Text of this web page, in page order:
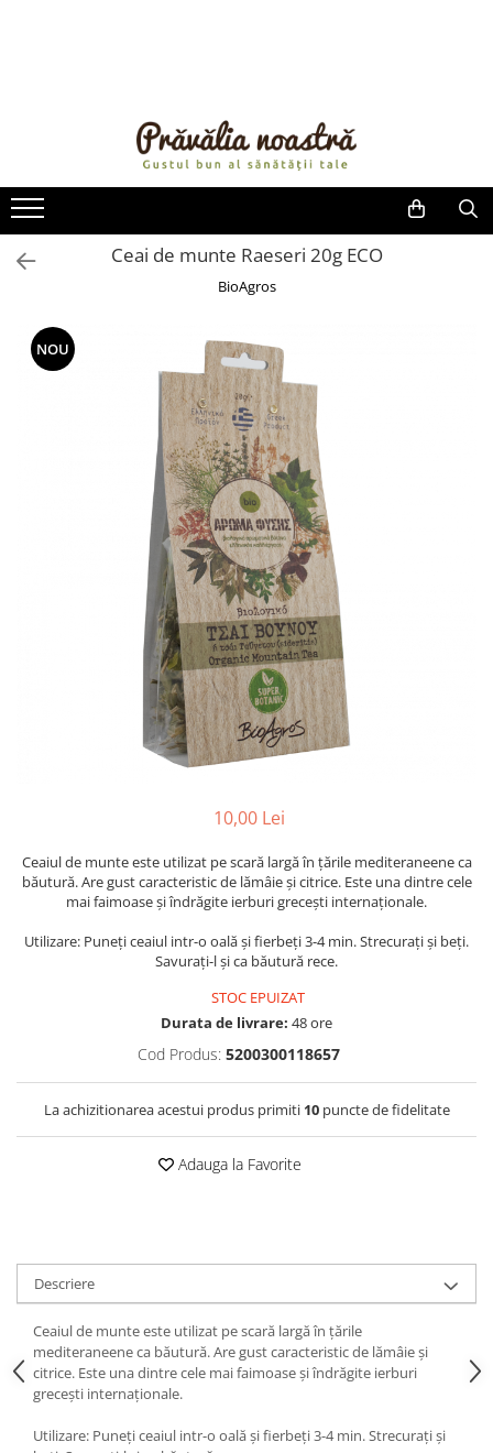
ULEIURI ȘI UNTURI
MĂSLINE
NUCI ȘI SEMINȚE
FRUCTE DESHIDRATATE
ÎNDULCITORI NATURALI / MIERE
FRUCTE LA CONSERVĂ
OȚETURI ȘI SOSURI
FĂINĂ FĂRĂ GLUTEN
BĂUTURI / LAPTE VEGETAL
CREME ȘI PASTE TARTINABILE
CEAIURI GRECEȘTI
CIOCOLATĂ ȘI CACAO
HEALTHY SNACKS
PRODUSE ECO / ORGANICE
REMEDII NATURISTE
TOATE PRODUSELE
Ceai de munte Raeseri 20g ECO
BioAgros
NOU
10,00 Lei
Ceaiul de munte este utilizat pe scară largă în țările mediteraneene ca
băutură. Are gust caracteristic de lămâie și citrice. Este una dintre cele
mai faimoase și îndrăgite ierburi grecești internaționale.
Utilizare: Puneți ceaiul intr-o oală și fierbeți 3-4 min. Strecurați și beți.
Savurați-l și ca băutură rece.
STOC EPUIZAT
Durata de livrare: 48 ore
Cod Produs: 5200300118657
La achizitionarea acestui produs primiti 10puncte de fidelitate
Adauga la Favorite
Descriere
Ceaiul de munte este utilizat pe scară largă în țările
mediteraneene ca băutură. Are gust caracteristic de lămâie și
citrice. Este una dintre cele mai faimoase și îndrăgite ierburi
grecești internaționale.
Utilizare: Puneți ceaiul intr-o oală și fierbeți 3-4 min. Strecurați și